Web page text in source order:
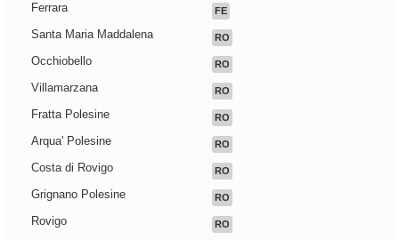
Ferrara FE
Santa Maria Maddalena RO
Occhiobello RO
Villamarzana RO
Fratta Polesine RO
Arqua' Polesine RO
Costa di Rovigo RO
Grignano Polesine RO
Rovigo RO